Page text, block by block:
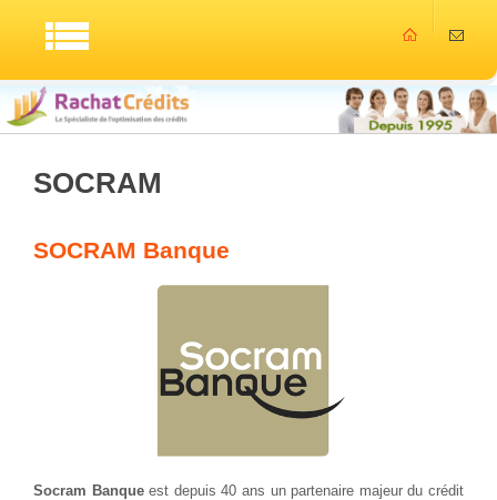
SOCRAM
SOCRAM Banque
Socram Banqueest depuis 40 ans un partenaire majeur du crédit